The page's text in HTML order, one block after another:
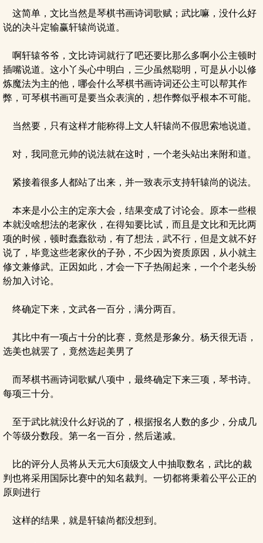
这简单，文比当然是琴棋书画诗词歌赋；武比嘛，没什么好
说的决斗定输赢轩辕尚说道。
啊轩辕爷爷，文比诗词就行了吧还要比那么多啊小公主顿时
插嘴说道。这小丫头心中明白，三少虽然聪明，可是从小以修
炼魔法为主的他，哪会什么琴棋书画诗词还公主可以帮其作
弊，可琴棋书画可是要当众表演的，想作弊似乎根本不可能。
当然要，只有这样才能称得上文人轩辕尚不假思索地说道。
对，我同意元帅的说法就在这时，一个老头站出来附和道。
紧接着很多人都站了出来，并一致表示支持轩辕尚的说法。
本来是小公主的定亲大会，结果变成了讨论会。原本一些根
本就没啥想法的老家伙，在得知要比试，而且是文比和无比两
项的时候，顿时蠢蠢欲动，有了想法，武不行，但是文就不好
说了，毕竟这些老家伙的子孙，不少因为资质原因，从小就主
修文兼修武。正因如此，才会一下子热闹起来，一个个老头纷
纷加入讨论。
终确定下来，文武各一百分，满分两百。
其比中有一项占十分的比赛，竟然是形象分。杨天很无语，
选美也就罢了，竟然选起美男了
而琴棋书画诗词歌赋八项中，最终确定下来三项，琴书诗。
每项三十分。
至于武比就没什么好说的了，根据报名人数的多少，分成几
个等级分数段。第一名一百分，然后递减。
比的评分人员将从天元大6顶级文人中抽取数名，武比的裁
判也将采用国际比赛中的知名裁判。一切都将秉着公平公正的
原则进行
这样的结果，就是轩辕尚都没想到。